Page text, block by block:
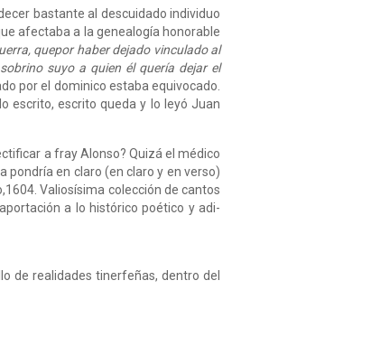
bastante al descuidado individuo
afectaba a la genealogía honorable
quepor haber dejado vinculado al
suyo a quien él quería dejar el
por el dominico estaba equivocado.
escrito, escrito queda y lo leyó Juan
a fray Alonso? Quizá el mé­dico
pondría en claro (en claro y en verso)
Valiosísima colección de cantos
a lo histórico poético y adi­
de realidades tinerfeñas, dentro del